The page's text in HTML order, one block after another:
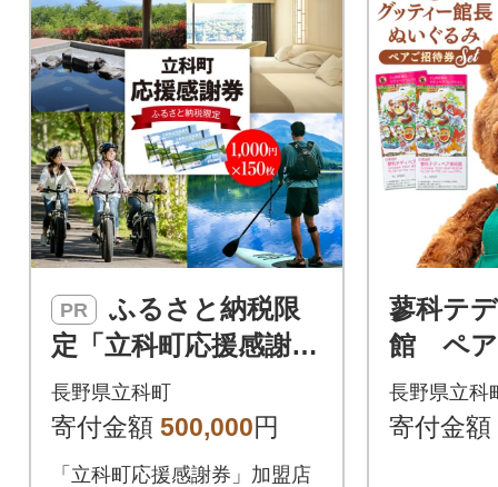
して使用できます。
PR
定「立科町応援感謝
券」1,000円×150枚[R
3-14-07]
長野県立科町
寄付金額 500,000円
「立科町応援感謝券」加盟店
蓼科テ
館 ペア
ッティ
るみ
長野県立科
寄付金額